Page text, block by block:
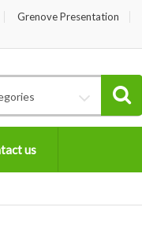
Grenove Presentation
us